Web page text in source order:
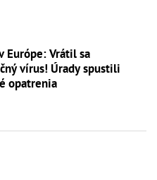
Európe: Vrátil sa
vírus! Úrady spustili
opatrenia